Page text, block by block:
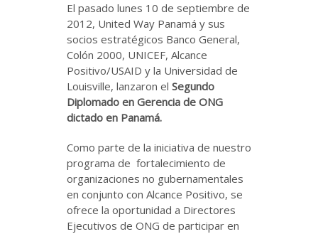
El pasado lunes 10 de septiembre de
2012, United Way Panamá y sus
socios estratégicos Banco General,
Colón 2000, UNICEF, Alcance
Positivo/USAID y la Universidad de
Louisville, lanzaron el Segundo
Diplomado en Gerencia de ONG
dictado en Panamá.
Como parte de la iniciativa de nuestro
programa de fortalecimiento de
organizaciones no gubernamentales
en conjunto con Alcance Positivo, se
ofrece la oportunidad a Directores
Ejecutivos de ONG de participar en